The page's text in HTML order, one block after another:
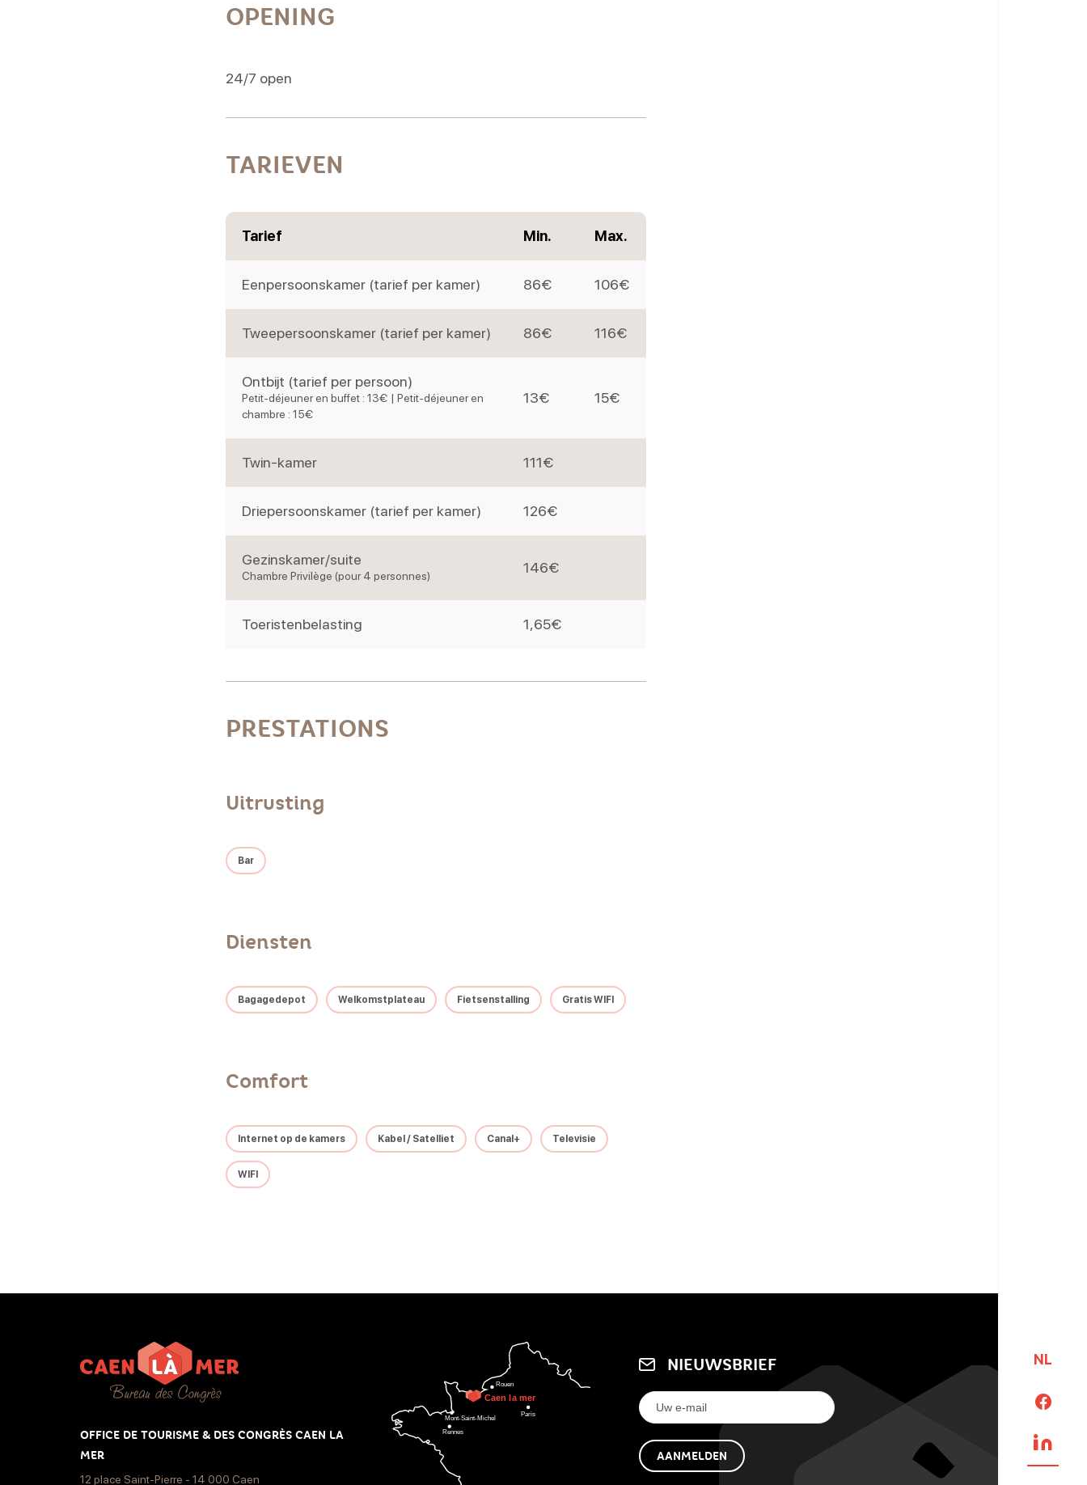
NL
OPENING
24/7 open
TARIEVEN
Tarief Min. Max.
Eenpersoonskamer (tarief per kamer) 86€ 106€
Tweepersoonskamer (tarief per kamer) 86€ 116€
Ontbijt (tarief per persoon)
Petit-déjeuner en buffet : 13€ | Petit-déjeuner en
chambre : 15€
13€ 15€
Twin-kamer 111€
Driepersoonskamer (tarief per kamer) 126€
Gezinskamer/suite
Chambre Privilège (pour 4 personnes) 146€
Toeristenbelasting 1,65€
PRESTATIONS
Uitrusting
Bar
Diensten
Bagagedepot Welkomstplateau Fietsenstalling Gratis WIFI
Comfort
Internet op de kamers Kabel / Satelliet Canal+ Televisie
WIFI
OFFICE DE TOURISME & DES CONGRÈS CAEN LA
MER
12 place Saint-Pierre - 14 000 Caen
NIEUWSBRIEF
AANMELDEN